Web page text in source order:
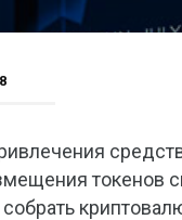
токенов